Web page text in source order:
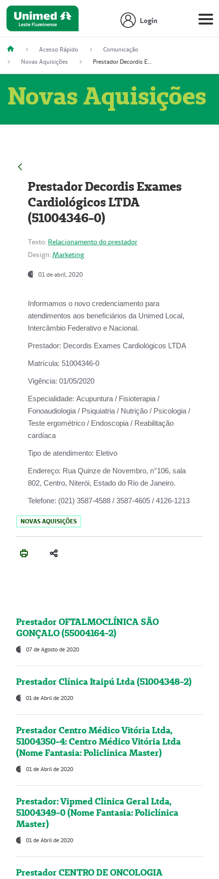
Login
Acesso Rápido
Comunicação
Novas Aquisições
Prestador Decordis Exames Cardiológicos LTDA (51004346-0)
Novas Aquisições
Prestador Decordis Exames
Cardiológicos LTDA
(51004346-0)
Texto: Relacionamento do prestador
Design: Marketing
01 de abril, 2020
Informamos o novo credenciamento para
atendimentos aos beneficiários da Unimed Local,
Intercâmbio Federativo e Nacional.
Prestador: Decordis Exames Cardiológicos LTDA
Matrícula: 51004346-0
Vigência: 01/05/2020
Especialidade: Acupuntura / Fisioterapia /
Fonoaudiologia / Psiquiatria / Nutrição / Psicologia /
Teste ergométrico / Endoscopia / Reabilitação
cardíaca
Tipo de atendimento: Eletivo
Endereço: Rua Quinze de Novembro, n°106, sala
802, Centro, Niterói, Estado do Rio de Janeiro.
Telefone: (021) 3587-4588 / 3587-4605 / 4126-1213
NOVAS AQUISIÇÕES
Prestador OFTALMOCLÍNICA SÃO
GONÇALO (55004164-2)
07 de Agosto de 2020
Prestador Clínica Itaipú Ltda (51004348-2)
01 de Abril de 2020
Prestador Centro Médico Vitória Ltda,
51004350-4: Centro Médico Vitória Ltda
(Nome Fantasia: Policlínica Master)
01 de Abril de 2020
Prestador: Vipmed Clínica Geral Ltda,
51004349-0 (Nome Fantasia: Policlínica
Master)
01 de Abril de 2020
Prestador CENTRO DE ONCOLOGIA